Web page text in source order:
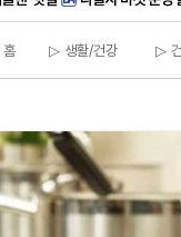
홈 ▷ 생활/건강 ▷